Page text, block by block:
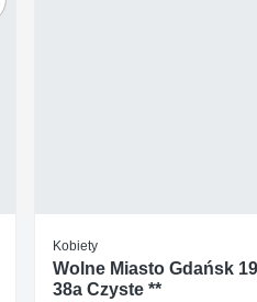
Kobiety
Wolne Miasto Gdańsk
38a Czyste **